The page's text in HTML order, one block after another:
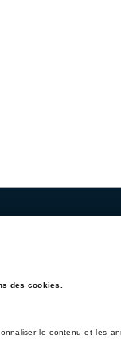
des cookies.
le contenu et les